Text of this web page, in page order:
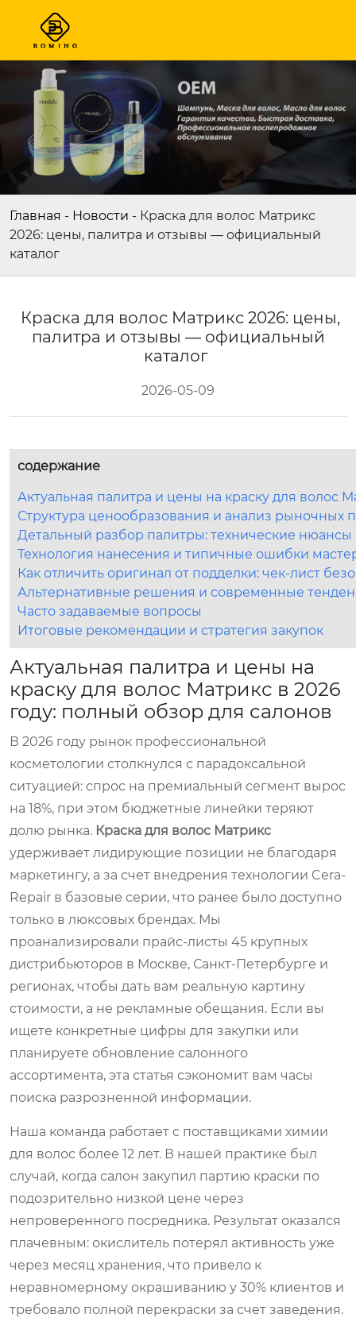
Главная - Новости - Краска для волос Матрикс
2026: цены, палитра и отзывы — официальный
каталог
Краска для волос Матрикс 2026: цены,
палитра и отзывы — официальный
каталог
2026-05-09
содержание
Актуальная палитра и цены на краску для волос
Структура ценообразования и анализ рыночных
Детальный разбор палитры: технические нюансы
Технология нанесения и типичные ошибки
Как отличить оригинал от подделки: чек-лист
Альтернативные решения и современные
Часто задаваемые вопросы
Итоговые рекомендации и стратегия закупок
Актуальная палитра и цены на
краску для волос Матрикс в 2026
году: полный обзор для салонов
В 2026 году рынок профессиональной
косметологии столкнулся с парадоксальной
ситуацией: спрос на премиальный сегмент вырос
на 18%, при этом бюджетные линейки теряют
долю рынка. Краска для волос Матрикс
удерживает лидирующие позиции не благодаря
маркетингу, а за счет внедрения технологии Cera-
Repair в базовые серии, что ранее было доступно
только в люксовых брендах. Мы
проанализировали прайс-листы 45 крупных
дистрибьюторов в Москве, Санкт-Петербурге и
регионах, чтобы дать вам реальную картину
стоимости, а не рекламные обещания. Если вы
ищете конкретные цифры для закупки или
планируете обновление салонного
ассортимента, эта статья сэкономит вам часы
поиска разрозненной информации.
Наша команда работает с поставщиками химии
для волос более 12 лет. В нашей практике был
случай, когда салон закупил партию краски по
подозрительно низкой цене через
непроверенного посредника. Результат оказался
плачевным: окислитель потерял активность уже
через месяц хранения, что привело к
неравномерному окрашиванию у 30% клиентов и
требовало полной перекраски за счет заведения.